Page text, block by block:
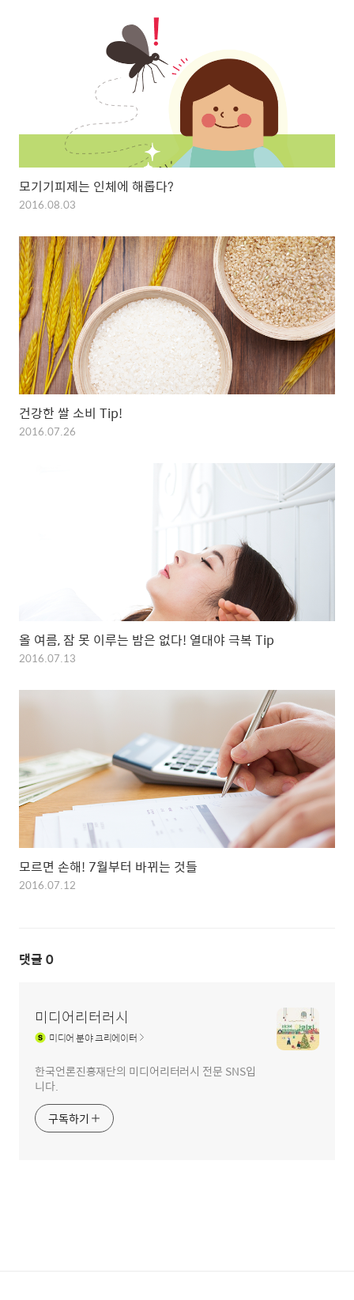
모기기피제는 인체에 해롭다?
2016.08.03
건강한 쌀 소비 Tip!
2016.07.26
올 여름, 잠 못 이루는 밤은 없다! 열대야 극복 Tip
2016.07.13
모르면 손해! 7월부터 바뀌는 것들
2016.07.12
댓글 0
미디어리터러시
미디어분야 크리에이터
한국언론진흥재단의 미디어리터러시 전문 SNS입
니다.
구독하기